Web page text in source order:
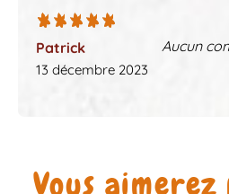
Patrick
13 décembre 2023
Aucun
Vous